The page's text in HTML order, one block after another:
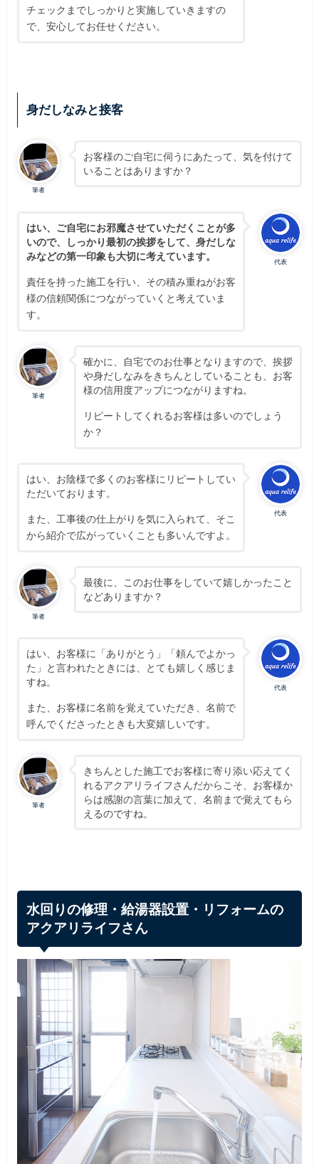
チェックまでしっかりと実施していきますの
で、安心してお任せください。
身だしなみと接客
筆者
お客様のご自宅に伺うにあたって、気を付けて
いることはありますか？
代表
はい、ご自宅にお邪魔させていただくことが多
いので、しっかり最初の挨拶をして、身だしな
みなどの第一印象も大切に考えています。
責任を持った施工を行い、その積み重ねがお客
様の信頼関係につながっていくと考えていま
す。
筆者
確かに、自宅でのお仕事となりますので、挨拶
や身だしなみをきちんとしていることも、お客
様の信用度アップにつながりますね。
リピートしてくれるお客様は多いのでしょう
か？
代表
はい、お陰様で多くのお客様にリピートしてい
ただいております。
また、工事後の仕上がりを気に入られて、そこ
から紹介で広がっていくことも多いんですよ。
筆者
最後に、このお仕事をしていて嬉しかったこと
などありますか？
代表
はい、お客様に「ありがとう」「頼んでよかっ
た」と言われたときには、とても嬉しく感じま
すね。
また、お客様に名前を覚えていただき、名前で
呼んでくださったときも大変嬉しいです。
筆者
きちんとした施工でお客様に寄り添い応えてく
れるアクアリライフさんだからこそ、お客様か
らは感謝の言葉に加えて、名前まで覚えてもら
えるのですね。
水回りの修理・給湯器設置・リフォームの
アクアリライフさん